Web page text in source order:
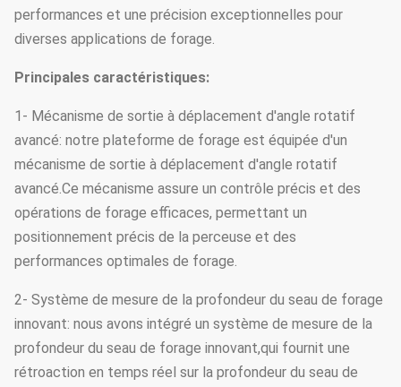
performances et une précision exceptionnelles pour
diverses applications de forage.
Principales caractéristiques:
1- Mécanisme de sortie à déplacement d'angle rotatif
avancé: notre plateforme de forage est équipée d'un
mécanisme de sortie à déplacement d'angle rotatif
avancé.Ce mécanisme assure un contrôle précis et des
opérations de forage efficaces, permettant un
positionnement précis de la perceuse et des
performances optimales de forage.
2- Système de mesure de la profondeur du seau de forage
innovant: nous avons intégré un système de mesure de la
profondeur du seau de forage innovant,qui fournit une
rétroaction en temps réel sur la profondeur du seau de